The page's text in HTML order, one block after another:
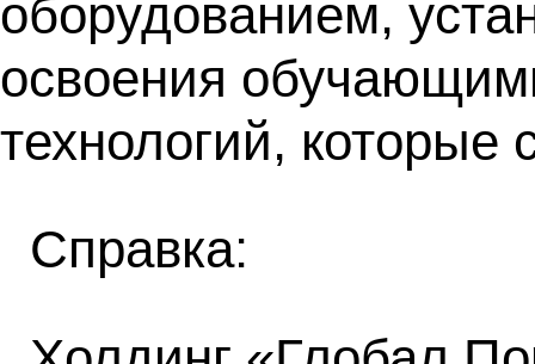
оборудованием,
освоения
технологий, которые
Справка: